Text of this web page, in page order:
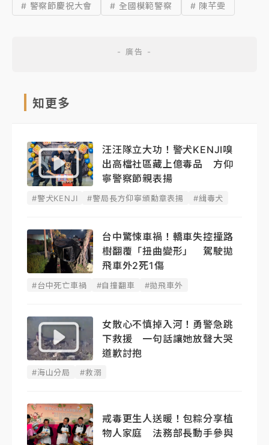
# 警察節慶祝大會 # 全國模範警察 # 陳芊雯
知更多
汪汪隊立大功！警犬KENJI嗅
出高檔社區藏上億毒品 方仰
寧警察節親表揚
#警犬KENJI #警局長方仰寧頒勳章表揚 #緝毒犬
台中驚悚車禍！轎車失控撞路
樹翻覆「扭曲變形」 駕駛拋
飛車外2死1傷
#台中死亡車禍 #自撞翻車 #拋飛車外
女散心不慎掉入河！勇警急跳
下救援 一句話讓她放聲大哭
道歉討抱
#海山分局 #救溺
戒毒更生人送暖！包粽分享植
物人家庭 法務部長動手參與